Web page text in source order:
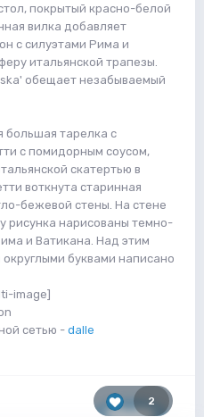
покрытый красно-белой
вилка добавляет
с силуэтами Рима и
итальянской трапезы.
обещает незабываемый
большая тарелка с
с помидорным соусом,
скатертью в
воткнута старинная
бежевой стены. На стене
рисунка нарисованы темно-
и Ватикана. Над этим
буквами написано
image]
сетью - dalle
2